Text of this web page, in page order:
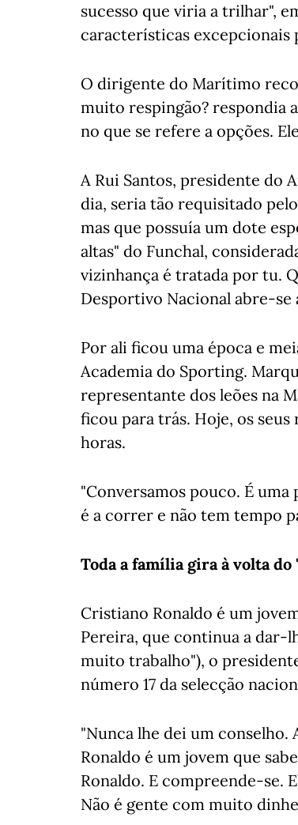
sucesso que viria a trilhar",
características excepcionais
O dirigente do Marítimo
muito respingão? respondia
no que se refere a opções.
A Rui Santos, presidente do
dia, seria tão requisitado
mas que possuía um dote
altas" do Funchal,
vizinhança é tratada por tu.
Desportivo Nacional abre-se
Por ali ficou uma época e
Academia do Sporting.
representante dos leões na
ficou para trás. Hoje, os seus
horas.
"Conversamos pouco. É uma
é a correr e não tem tempo
Toda a família gira à volta
Cristiano Ronaldo é um
Pereira, que continua a dar-
muito trabalho"), o
número 17 da selecção
"Nunca lhe dei um conselho.
Ronaldo é um jovem que
Ronaldo. E compreende-se.
Não é gente com muito